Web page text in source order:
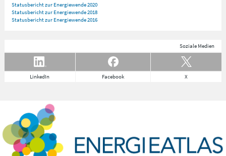
Statusbericht zur Energiewende 2020
Statusbericht zur Energiewende 2018
Statusbericht zur Energiewende 2016
Soziale Medien
LinkedIn Facebook X